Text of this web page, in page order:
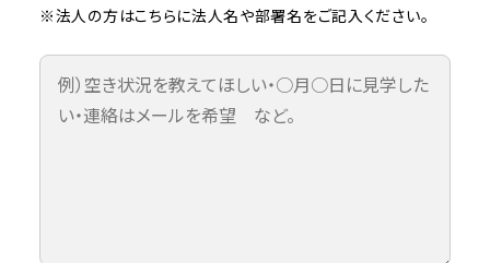
※法人の方はこちらに法人名や部署名をご記入ください。